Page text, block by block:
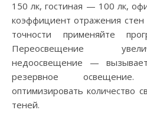
150 лк, гостиная — 100 лк,
коэффициент отражения
точности применяйте
Переосвещение
недоосвещение — вызывает
резервное
оптимизировать количество
теней.